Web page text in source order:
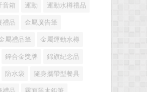
音箱 運動 運動水樽禮品
禮品 金屬廣告筆
屬禮品筆 金屬運動水樽
鋅合金獎牌 錦旗紀念品
防水袋 隨身攜帶型餐具